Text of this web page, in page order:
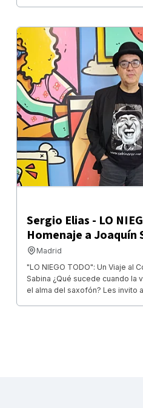
Sergio Elias - LO
Homenaje a Joaquín
Madrid
"LO NIEGO TODO": Un Viaje al
Sabina ¿Qué sucede cuando la
el alma del saxofón? Les invito